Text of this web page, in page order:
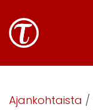
Ajankohtaista /